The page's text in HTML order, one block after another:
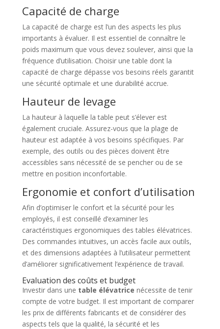
Capacité de charge
La capacité de charge est l’un des aspects les plus
importants à évaluer. Il est essentiel de connaître le
poids maximum que vous devez soulever, ainsi que la
fréquence d’utilisation. Choisir une table dont la
capacité de charge dépasse vos besoins réels garantit
une sécurité optimale et une durabilité accrue.
Hauteur de levage
La hauteur à laquelle la table peut s’élever est
également cruciale. Assurez-vous que la plage de
hauteur est adaptée à vos besoins spécifiques. Par
exemple, des outils ou des pièces doivent être
accessibles sans nécessité de se pencher ou de se
mettre en position inconfortable.
Ergonomie et confort d’utilisation
Afin d’optimiser le confort et la sécurité pour les
employés, il est conseillé d’examiner les
caractéristiques ergonomiques des tables élévatrices.
Des commandes intuitives, un accès facile aux outils,
et des dimensions adaptées à l’utilisateur permettent
d’améliorer significativement l’expérience de travail.
Evaluation des coûts et budget
Investir dans une table élévatrice nécessite de tenir
compte de votre budget. Il est important de comparer
les prix de différents fabricants et de considérer des
aspects tels que la qualité, la sécurité et les